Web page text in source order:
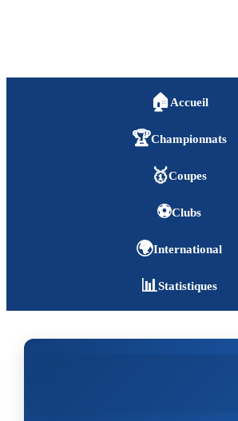
🏠 Accueil
🏆Championnats
🥇Coupes
⚽Clubs
🌍International
📊Statistiques